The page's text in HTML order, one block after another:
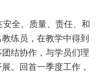
全、质量、责任、和
练员，在教学中得到
结协作，与学员们理
。回首一季度工作，